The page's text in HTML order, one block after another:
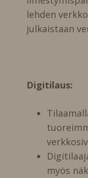
lehden
julkaistaan
Digitilaus:
myös